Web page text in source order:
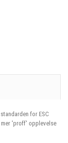
for ESC
mer 'proff' opplevelse